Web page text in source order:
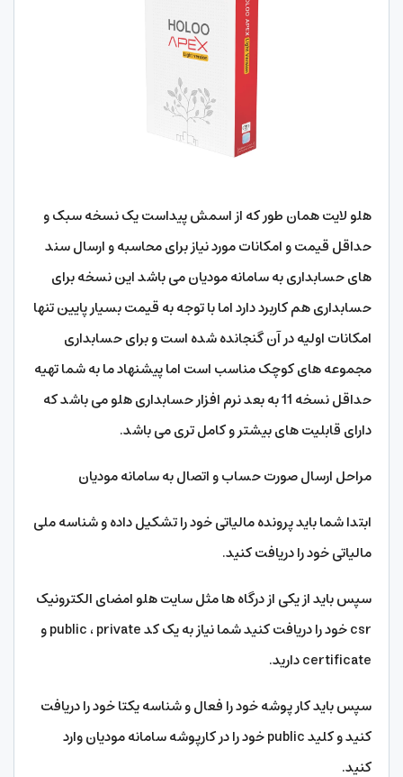
هلو لایت همان طور که از اسمش پیداست یک نسخه سبک و
حداقل قیمت و امکانات مورد نیاز برای محاسبه و ارسال سند
های حسابداری به سامانه مودیان می باشد این نسخه برای
حسابداری هم کاربرد دارد اما با توجه به قیمت بسیار پایین تنها
امکانات اولیه در آن گنجانده شده است و برای حسابداری
مجموعه های کوچک مناسب است اما پیشنهاد ما به شما تهیه
حداقل نسخه 11 به بعد نرم افزار حسابداری هلو می باشد که
دارای قابلیت های بیشتر و کامل تری می باشد.
مراحل ارسال صورت حساب و اتصال به سامانه مودیان
ابتدا شما باید پرونده مالیاتی خود را تشکیل داده و شناسه ملی
مالیاتی خود را دریافت کنید.
سپس باید از یکی از درگاه ها مثل سایت هلو امضای الکترونیک
csr خود را دریافت کنید شما نیاز به یک کد public ، private و
certificate دارید.
سپس باید کار پوشه خود را فعال و شناسه یکتا خود را دریافت
کنید و کلید public خود را در کارپوشه سامانه مودیان وارد
کنید.